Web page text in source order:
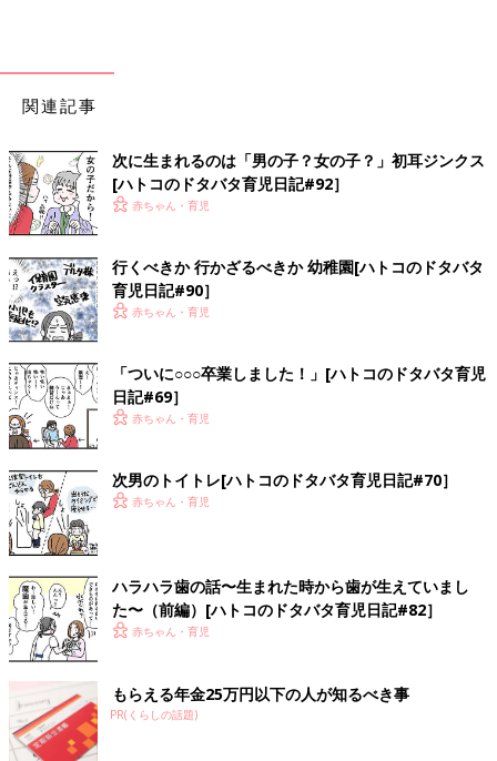
関連記事
次に生まれるのは「男の子？女の子？」初耳ジンクス
[ハトコのドタバタ育児日記#92］
赤ちゃん・育児
行くべきか 行かざるべきか 幼稚園[ハトコのドタバタ
育児日記#90］
赤ちゃん・育児
「ついに○○○卒業しました！」[ハトコのドタバタ育児
日記#69］
赤ちゃん・育児
次男のトイトレ[ハトコのドタバタ育児日記#70］
赤ちゃん・育児
ハラハラ歯の話〜生まれた時から歯が生えていまし
た〜（前編）[ハトコのドタバタ育児日記#82］
赤ちゃん・育児
もらえる年金25万円以下の人が知るべき事
PR(くらしの話題)